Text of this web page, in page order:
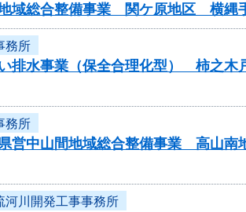
地域総合整備事業 関ケ原地区 横縄
務所
い排水事業（保全合理化型） 柿之
務所
営中山間地域総合整備事業 高山
河川開発工事事務所